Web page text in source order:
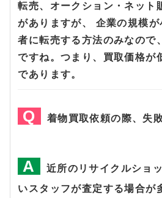
転売、オークション・ネット
がありますが、 企業の規模
者に転売する方法のみなので
ですね。つまり、買取価格が
であります。
着物買取依頼の際、失
近所のリサイクルショ
いスタッフが査定する場合が